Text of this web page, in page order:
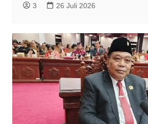
3 26 Juli 2026